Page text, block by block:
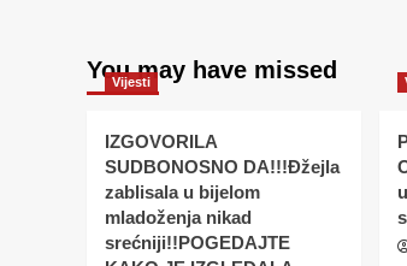
You may have missed
Vijesti
IZGOVORILA
SUDBONOSNO DA!!!Đžejla
zablisala u bijelom
mladoženja nikad
srećniji!!POGEDAJTE